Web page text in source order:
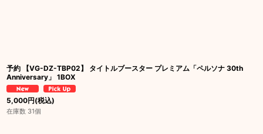
予約 【VG-DZ-TBP02】 タイトルブースター プレミアム「ペルソナ 30th
Anniversary」 1BOX
5,000円(税込)
在庫数 31個